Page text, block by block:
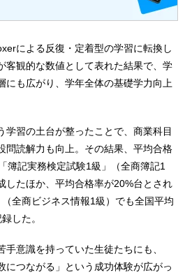
による反復・定着型の学習に転換し
客観的な数値として表れた結果で、学
にも広がり、学年全体の基礎学力向上
学習の土台が整ったことで、商業科目
問読解力も向上。その結果、平均合格
簿記実務検定試験1級」（全商簿記1
したほか、平均合格率が20%台とされ
全商ビジネス情報1級）でも全国平均
した。
意識を持っていた生徒たちにも、
につながる」という成功体験が広がっ